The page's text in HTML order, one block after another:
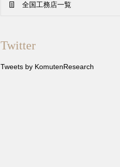
全国工務店一覧
Twitter
Tweets by KomutenResearch